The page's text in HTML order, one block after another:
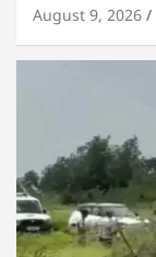
August 9, 2026